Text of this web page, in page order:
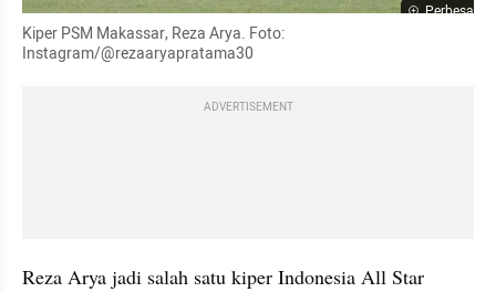
Perbesar
Kiper PSM Makassar, Reza Arya. Foto:
Instagram/@rezaaryapratama30
ADVERTISEMENT
Reza Arya jadi salah satu kiper Indonesia All Star